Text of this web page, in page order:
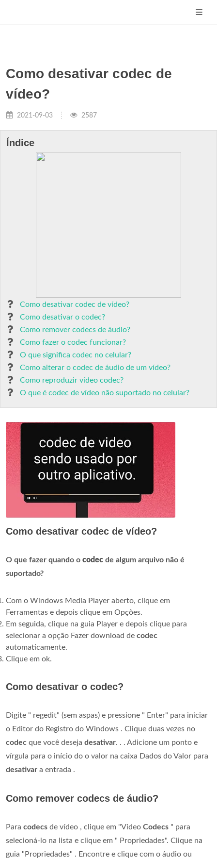
Como desativar codec de
vídeo?
2021-09-03 2587
Índice
Como desativar codec de vídeo?
Como desativar o codec?
Como remover codecs de áudio?
Como fazer o codec funcionar?
O que significa codec no celular?
Como alterar o codec de áudio de um vídeo?
Como reproduzir vídeo codec?
O que é codec de vídeo não suportado no celular?
Como desativar codec de vídeo?
O que fazer quando o codec de algum arquivo não é
suportado?
Com o Windows Media Player aberto, clique em
Ferramentas e depois clique em Opções.
Em seguida, clique na guia Player e depois clique para
selecionar a opção Fazer download de codec
automaticamente.
Clique em ok.
Como desativar o codec?
Digite " regedit" (sem aspas) e pressione " Enter" para iniciar
o Editor do Registro do Windows . Clique duas vezes no
codec que você deseja desativar. . . Adicione um ponto e
vírgula para o início do o valor na caixa Dados do Valor para
desativar a entrada .
Como remover codecs de áudio?
Para codecs de vídeo , clique em "Video Codecs " para
selecioná-lo na lista e clique em " Propriedades". Clique na
guia "Propriedades" . Encontre e clique com o áudio ou